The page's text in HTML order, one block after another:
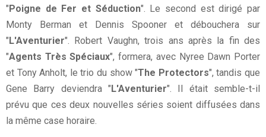
"Poigne de Fer et Séduction". Le second est dirigé par
Monty Berman et Dennis Spooner et débouchera sur
"L'Aventurier". Robert Vaughn, trois ans après la fin des
"Agents Très Spéciaux", formera, avec Nyree Dawn Porter
et Tony Anholt, le trio du show "The Protectors", tandis que
Gene Barry deviendra "L'Aventurier". Il était semble-t-il
prévu que ces deux nouvelles séries soient diffusées dans
la même case horaire.